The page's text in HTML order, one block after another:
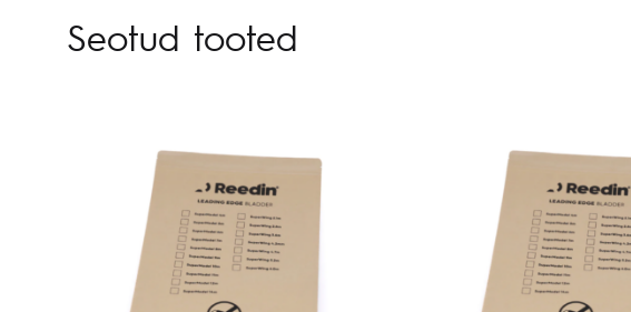
Seotud tooted